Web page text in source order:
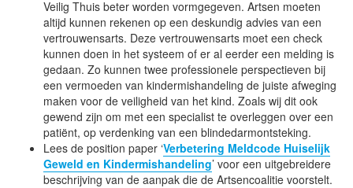
Veilig Thuis beter worden vormgegeven. Artsen moeten
altijd kunnen rekenen op een deskundig advies van een
vertrouwensarts. Deze vertrouwensarts moet een check
kunnen doen in het systeem of er al eerder een melding is
gedaan. Zo kunnen twee professionele perspectieven bij
een vermoeden van kindermishandeling de juiste afweging
maken voor de veiligheid van het kind. Zoals wij dit ook
gewend zijn om met een specialist te overleggen over een
patiënt, op verdenking van een blindedarmontsteking.
Lees de position paper ‘Verbetering Meldcode Huiselijk
Geweld en Kindermishandeling’ voor een uitgebreidere
beschrijving van de aanpak die de Artsencoalitie voorstelt.